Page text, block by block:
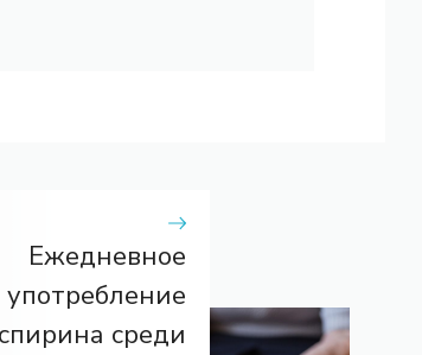
Ежедневное
употребление
среди